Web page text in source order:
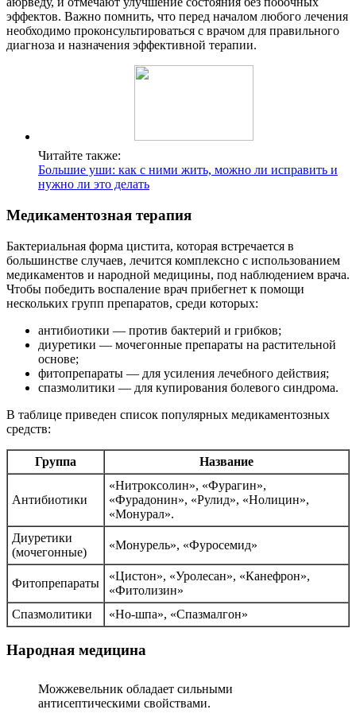
эффектов. Важно помнить, что перед началом любого лечения
необходимо проконсультироваться с врачом для правильного
диагноза и назначения эффективной терапии.
Читайте также:
Большие уши: как с ними жить, можно ли исправить и
нужно ли это делать
Медикаментозная терапия
Бактериальная форма цистита, которая встречается в
большинстве случаев, лечится комплексно с использованием
медикаментов и народной медицины, под наблюдением врача.
Чтобы победить воспаление врач прибегнет к помощи
нескольких групп препаратов, среди которых:
антибиотики — против бактерий и грибков;
диуретики — мочегонные препараты на растительной
основе;
фитопрепараты — для усиления лечебного действия;
спазмолитики — для купирования болевого синдрома.
В таблице приведен список популярных медикаментозных
средств:
Группа Название
Антибиотики
«Нитроксолин», «Фурагин»,
«Фурадонин», «Рулид», «Нолицин»,
«Монурал».
Диуретики
(мочегонные)
«Монурель», «Фуросемид»
Фитопрепараты
«Цистон», «Уролесан», «Канефрон»,
«Фитолизин»
Спазмолитики
«Но-шпа», «Спазмалгон»
Народная медицина
Можжевельник обладает сильными
антисептическими свойствами.